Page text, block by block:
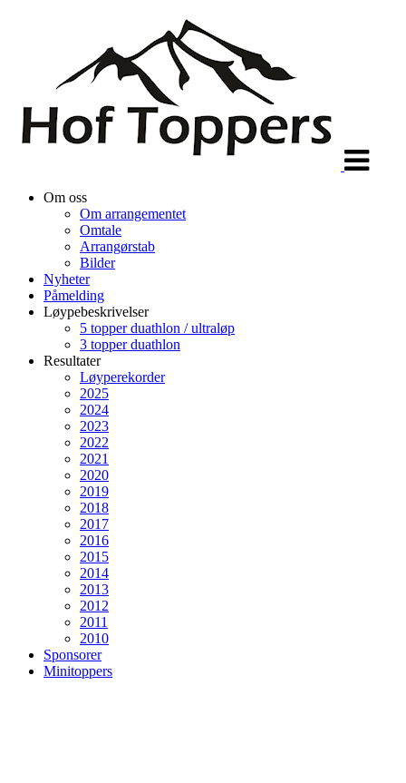
Om oss
Om arrangementet
Omtale
Arrangørstab
Bilder
Nyheter
Påmelding
Løypebeskrivelser
5 topper duathlon / ultraløp
3 topper duathlon
Resultater
Løyperekorder
2025
2024
2023
2022
2021
2020
2019
2018
2017
2016
2015
2014
2013
2012
2011
2010
Sponsorer
Minitoppers